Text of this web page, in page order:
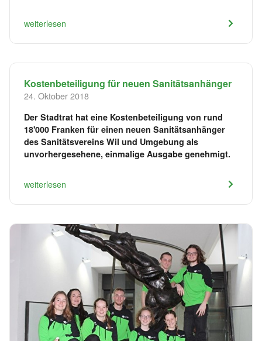
weiterlesen
Kostenbeteiligung für neuen Sanitätsanhänger
24. Oktober 2018
Der Stadtrat hat eine Kostenbeteiligung von rund
18'000 Franken für einen neuen Sanitätsanhänger
des Sanitätsvereins Wil und Umgebung als
unvorhergesehene, einmalige Ausgabe genehmigt.
weiterlesen